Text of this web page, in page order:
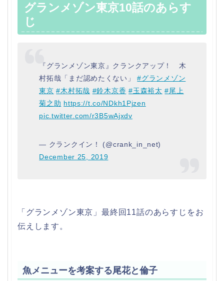
グランメゾン東京10話のあらす
じ
『グランメゾン東京』クランクアップ！ 木
村拓哉「まだ認めたくない」#グランメゾン
東京 #木村拓哉 #鈴木京香 #玉森裕太 #尾上
菊之助 https://t.co/NDkh1Pjzen
pic.twitter.com/r3B5wAjxdv
— クランクイン！ (@crank_in_net)
December 25, 2019
「グランメゾン東京」最終回11話のあらすじをお
伝えします。
魚メニューを考案する尾花と倫子